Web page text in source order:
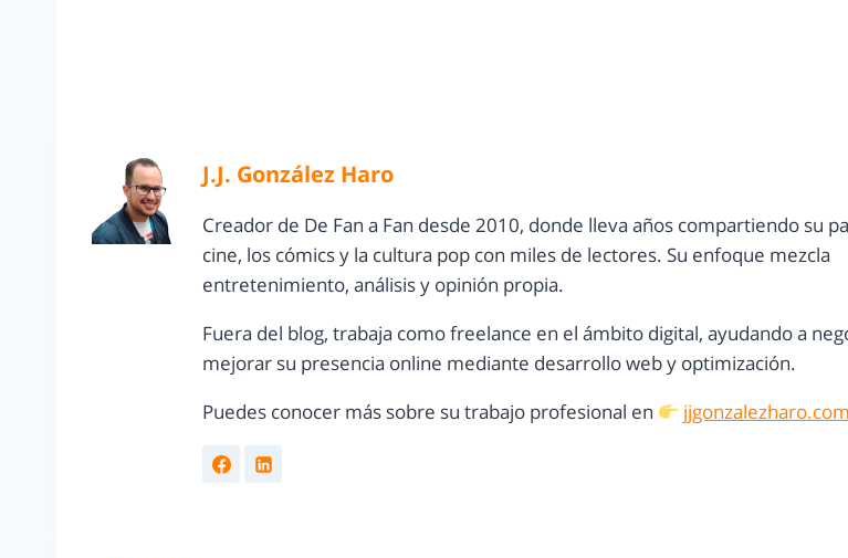
J.J. González Haro
Creador de De Fan a Fan desde 2010, donde lleva años compartiendo su
cine, los cómics y la cultura pop con miles de lectores. Su enfoque mezcla
entretenimiento, análisis y opinión propia.
Fuera del blog, trabaja como freelance en el ámbito digital, ayudando a
mejorar su presencia online mediante desarrollo web y optimización.
Puedes conocer más sobre su trabajo profesional en
jjgonzalezharo.com